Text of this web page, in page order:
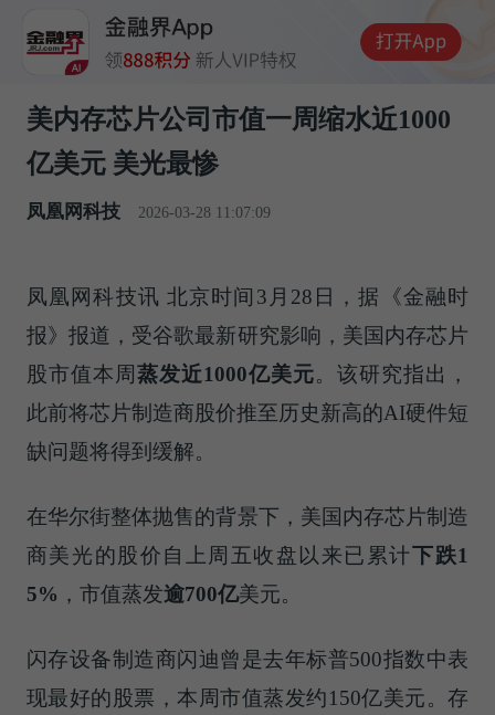
美内存芯片公司市值一周缩水近1000
亿美元 美光最惨
凤凰网科技 2026-03-28 11:07:09
凤凰网科技讯 北京时间3月28日，据《金融时
报》报道，受谷歌最新研究影响，美国内存芯片
股市值本周 蒸发近1000亿美元。该研究指出，
此前将芯片制造商股价推至历史新高的AI硬件短
缺问题将得到缓解。
在华尔街整体抛售的背景下，美国内存芯片制造
商美光的股价自上周五收盘以来已累计下跌1
5% ，市值蒸发逾700亿美元。
闪存设备制造商闪迪曾是去年标普500指数中表
现最好的股票，本周市值蒸发约150亿美元。存